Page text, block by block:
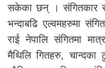
सकेका छन् । संगितकार
भन्दाबढि एल्वमहरुमा
राई नेपालि संगितमा
मैथिलि गितहरु, चान्दका